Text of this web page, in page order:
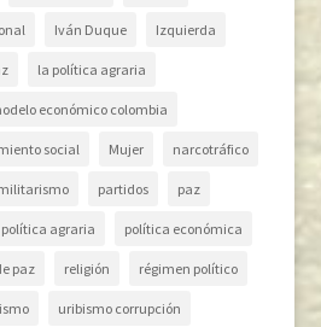
Iván Duque Izquierda
la política agraria
económico colombia
social Mujer narcotráfico
partidos paz
política agraria política económica
paz religión régimen político
uribismo corrupción